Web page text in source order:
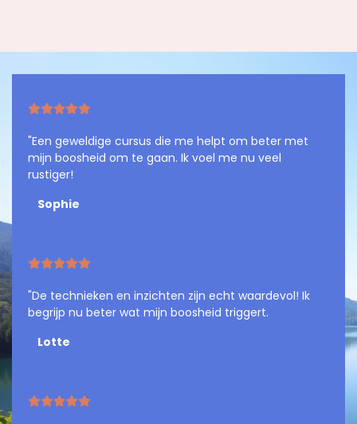
"Een geweldige cursus die me helpt om beter met
mijn boosheid om te gaan. Ik voel me nu veel
rustiger!
Sophie
"De technieken en inzichten zijn echt waardevol! Ik
begrijp nu beter wat mijn boosheid triggert.
Lotte